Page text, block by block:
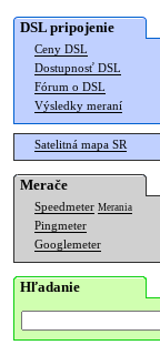
DSL pripojenie
Ceny DSL
Dostupnosť DSL
Fórum o DSL
Výsledky meraní
Satelitná mapa SR
Merače
Speedmeter Merania
Pingmeter
Googlemeter
Hľadanie